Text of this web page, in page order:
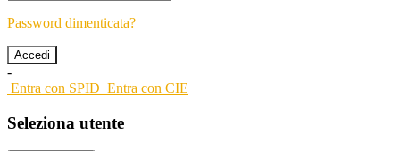
Password dimenticata?
-
Entra con SPID Entra con CIE
Seleziona utente